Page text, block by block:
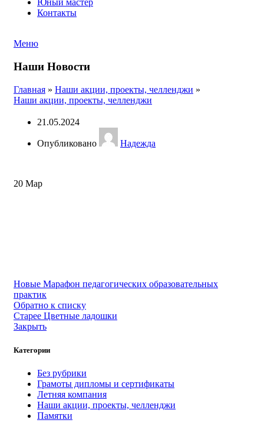
Юный мастер
Контакты
Меню
Наши Новости
Главная » Наши акции, проекты, челленджи »
Наши акции, проекты, челленджи
21.05.2024
Опубликовано Надежда
20 Мар
Новые Марафон педагогических образовательных
практик
Обратно к списку
Старее Цветные ладошки
Закрыть
Категории
Без рубрики
Грамоты дипломы и сертификаты
Летняя компания
Наши акции, проекты, челленджи
Памятки